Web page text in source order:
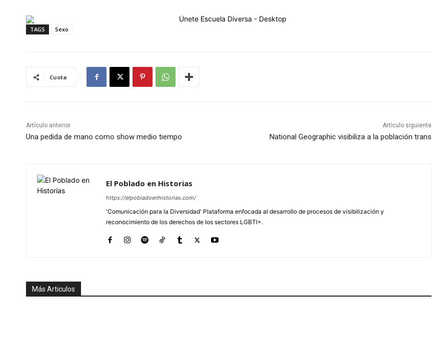
TAGS Sexo
Cuota
Artículo anterior
Una pedida de mano como show medio tiempo
Artículo siguiente
National Geographic visibiliza a la población trans
El Poblado en Historias
https://elpobladoenhistorias.com/
'Comunicación para la Diversidad' Plataforma enfocada al desarrollo de procesos de visibilización y
reconocimiento de los derechos de los sectores LGBTI+.
Más Articulos